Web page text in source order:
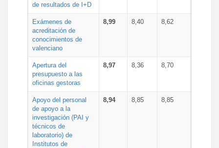
de resultados de I+D
Exámenes de
acreditación de
conocimientos de
valenciano
8,99 8,40 8,62
Apertura del
presupuesto a las
oficinas gestoras
8,97 8,36 8,70
Apoyo del personal
de apoyo a la
investigación (PAI y
técnicos de
laboratorio) de
Institutos de
8,94 8,85 8,85